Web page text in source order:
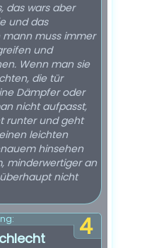
das wars aber
muss immer
und
Wenn man sie
die tür
Dämpfer oder
nicht aufpasst,
runter und geht
leichten
hinsehen
nicht
4